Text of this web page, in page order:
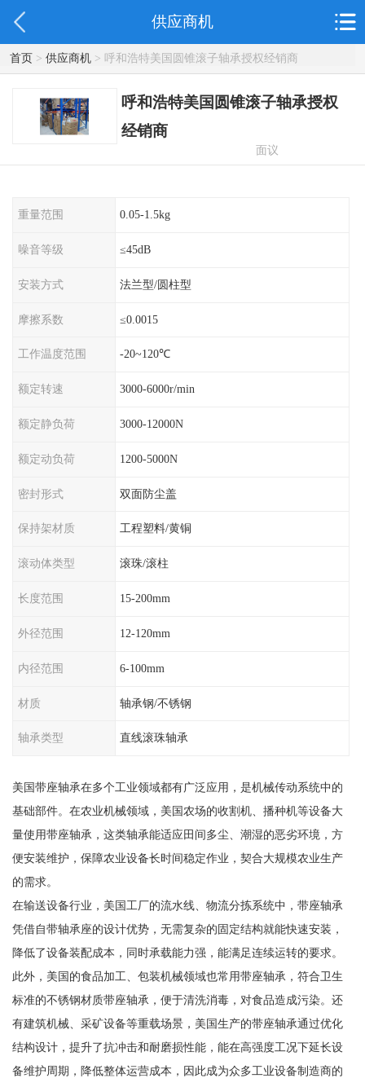
供应商机
首页> 供应商机> 呼和浩特美国圆锥滚子轴承授权经销商
呼和浩特美国圆锥滚子轴承授权
经销商
面议
重量范围 0.05-1.5kg
噪音等级 ≤45dB
安装方式 法兰型/圆柱型
摩擦系数 ≤0.0015
工作温度范围 -20~120℃
额定转速 3000-6000r/min
额定静负荷 3000-12000N
额定动负荷 1200-5000N
密封形式 双面防尘盖
保持架材质 工程塑料/黄铜
滚动体类型 滚珠/滚柱
长度范围 15-200mm
外径范围 12-120mm
内径范围 6-100mm
材质 轴承钢/不锈钢
轴承类型 直线滚珠轴承
美国带座轴承在多个工业领域都有广泛应用，是机械传动系统中的
基础部件。在农业机械领域，美国农场的收割机、播种机等设备大
量使用带座轴承，这类轴承能适应田间多尘、潮湿的恶劣环境，方
便安装维护，保障农业设备长时间稳定作业，契合大规模农业生产
的需求。
在输送设备行业，美国工厂的流水线、物流分拣系统中，带座轴承
凭借自带轴承座的设计优势，无需复杂的固定结构就能快速安装，
降低了设备装配成本，同时承载能力强，能满足连续运转的要求。
此外，美国的食品加工、包装机械领域也常用带座轴承，符合卫生
标准的不锈钢材质带座轴承，便于清洗消毒，对食品造成污染。还
有建筑机械、采矿设备等重载场景，美国生产的带座轴承通过优化
结构设计，提升了抗冲击和耐磨损性能，能在高强度工况下延长设
备维护周期，降低整体运营成本，因此成为众多工业设备制造商的